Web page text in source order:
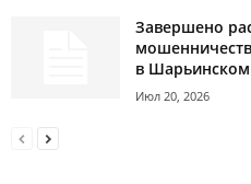
Завершено
в
Июл 20, 2026